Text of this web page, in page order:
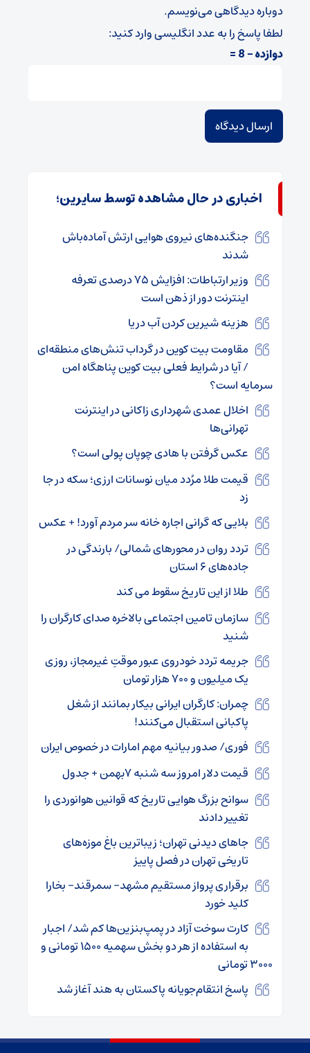
دوباره دیدگاهی می‌نویسم.
لطفا پاسخ را به عدد انگلیسی وارد کنید:
دوازده − 8 =
اخباری در حال مشاهده توسط سایرین؛
جنگنده‌های نیروی هوایی ارتش آماده‌باش
شدند
وزیر ارتباطات: افزایش ۷۵ درصدی تعرفه
اینترنت دور از ذهن است
هزینه شیرین کردن آب دریا
مقاومت بیت کوین در گرداب تنش‌های منطقه‌ای
/ آیا در شرایط فعلی بیت کوین پناهگاه امن
سرمایه است؟
اخلال عمدی شهرداری زاکانی در اینترنت
تهرانی‌ها
عکس گرفتن با هادی چوپان پولی است؟
قیمت طلا مرُدد میان نوسانات ارزی؛ سکه در جا
زد
بلایی که گرانی اجاره خانه سر مردم آورد! + عکس
تردد روان در محورهای شمالی/ بارندگی در
جاده‌های ۶ استان
طلا از این تاریخ سقوط می کند
سازمان تامین اجتماعی بالاخره صدای کارگران را
شنید
جریمه تردد خودروی عبور موقتِ غیرمجاز، روزی
یک میلیون و ۷۰۰ هزار تومان
چمران: کارگران ایرانی بیکار بمانند از شغل
پاکبانی استقبال می‌کنند!
فوری/ صدور بیانیه مهم امارات در خصوص ایران
قیمت دلار امروز سه شنبه ۷بهمن + جدول
سوانح بزرگ هوایی تاریخ که قوانین هوانوردی را
تغییر دادند
جاهای دیدنی تهران؛ زیباترین باغ موزه‌های
تاریخی تهران در فصل پاییز
برقراری پرواز مستقیم مشهد- سمرقند- بخارا
کلید خورد
کارت سوخت آزاد در پمپ‌بنزین‌ها کم شد/ اجبار
به استفاده از هر دو بخش سهمیه ۱۵۰۰ تومانی و
۳۰۰۰ تومانی
پاسخ انتقام‌جویانه پاکستان به هند آغاز شد